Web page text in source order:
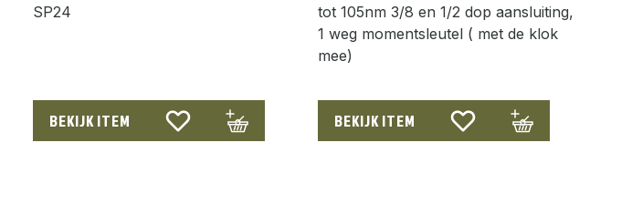
SP24
BEKIJK ITEM
tot 105nm 3/8 en 1/2 dop aansluiting,
1 weg momentsleutel ( met de klok
mee)
BEKIJK ITEM